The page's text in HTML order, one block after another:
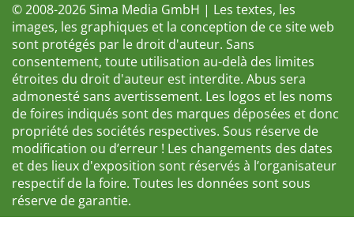
© 2008-2026 Sima Media GmbH | Les textes, les
images, les graphiques et la conception de ce site web
sont protégés par le droit d'auteur. Sans
consentement, toute utilisation au-delà des limites
étroites du droit d'auteur est interdite. Abus sera
admonesté sans avertissement. Les logos et les noms
de foires indiqués sont des marques déposées et donc
propriété des sociétés respectives. Sous réserve de
modification ou d’erreur ! Les changements des dates
et des lieux d'exposition sont réservés à l’organisateur
respectif de la foire. Toutes les données sont sous
réserve de garantie.